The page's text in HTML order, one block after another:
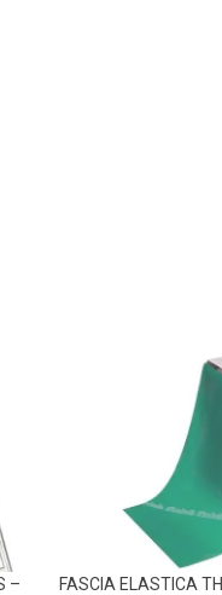
–
FASCIA ELASTICA